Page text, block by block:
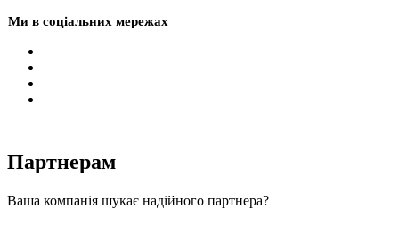
Ми в соціальних мережах
Партнерам
Ваша компанія шукає надійного партнера?